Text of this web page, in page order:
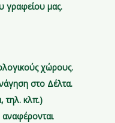
γραφείου μας.
χώρους.
στο Δέλτα.
τηλ. κλπ.)